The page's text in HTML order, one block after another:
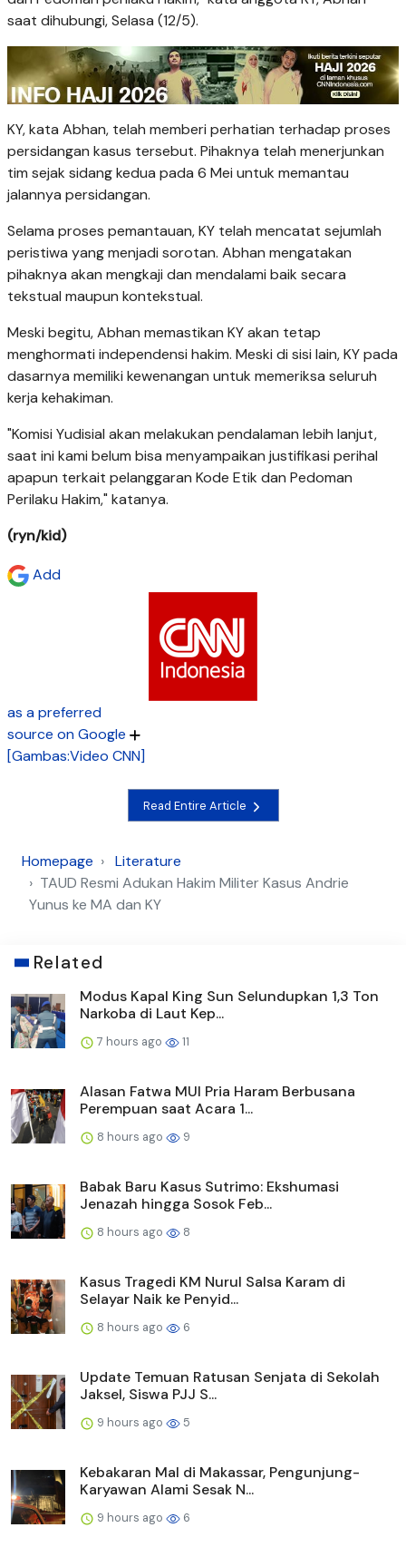
saat dihubungi, Selasa (12/5).
KY, kata Abhan, telah memberi perhatian terhadap proses
persidangan kasus tersebut. Pihaknya telah menerjunkan
tim sejak sidang kedua pada 6 Mei untuk memantau
jalannya persidangan.
Selama proses pemantauan, KY telah mencatat sejumlah
peristiwa yang menjadi sorotan. Abhan mengatakan
pihaknya akan mengkaji dan mendalami baik secara
tekstual maupun kontekstual.
Meski begitu, Abhan memastikan KY akan tetap
menghormati independensi hakim. Meski di sisi lain, KY pada
dasarnya memiliki kewenangan untuk memeriksa seluruh
kerja kehakiman.
"Komisi Yudisial akan melakukan pendalaman lebih lanjut,
saat ini kami belum bisa menyampaikan justifikasi perihal
apapun terkait pelanggaran Kode Etik dan Pedoman
Perilaku Hakim," katanya.
(ryn/kid)
Add
as a preferred
source on Google
[Gambas:Video CNN]
Read Entire Article
Homepage
Literature
TAUD Resmi Adukan Hakim Militer Kasus Andrie
Yunus ke MA dan KY
Related
Modus Kapal King Sun Selundupkan 1,3 Ton
Narkoba di Laut Kep...
7 hours ago 11
Alasan Fatwa MUI Pria Haram Berbusana
Perempuan saat Acara 1...
8 hours ago 9
Babak Baru Kasus Sutrimo: Ekshumasi
Jenazah hingga Sosok Feb...
8 hours ago 8
Kasus Tragedi KM Nurul Salsa Karam di
Selayar Naik ke Penyid...
8 hours ago 6
Update Temuan Ratusan Senjata di Sekolah
Jaksel, Siswa PJJ S...
9 hours ago 5
Kebakaran Mal di Makassar, Pengunjung-
Karyawan Alami Sesak N...
9 hours ago 6